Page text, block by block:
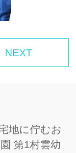
NEXT
地に佇むお
第1村雲幼